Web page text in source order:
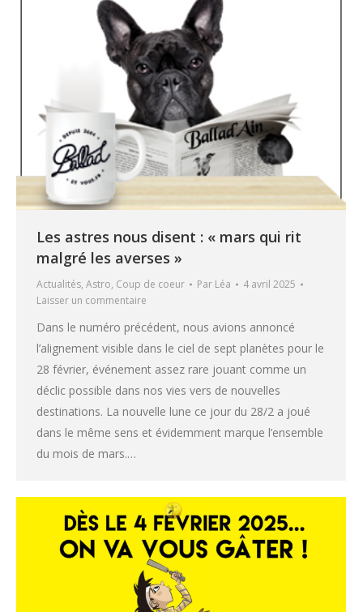
Les astres nous disent : « mars qui rit
malgré les averses »
Actualités, Astro, Coup de coeur Par Léa
4 avril 2025
Laisser un commentaire
Dans le numéro précédent, nous avions annoncé
l’alignement visible dans le ciel de sept planètes pour le
28 février, événement assez rare jouant comme un
déclic possible dans nos vies vers de nouvelles
destinations. La nouvelle lune ce jour du 28/2 a joué
dans le même sens et évidemment marque l’ensemble
du mois de mars.…